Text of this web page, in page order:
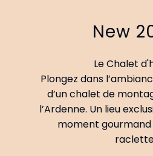
New
Le Chalet
Plongez dans
d’un chalet de
l’Ardenne. Un lieu
moment gourmand